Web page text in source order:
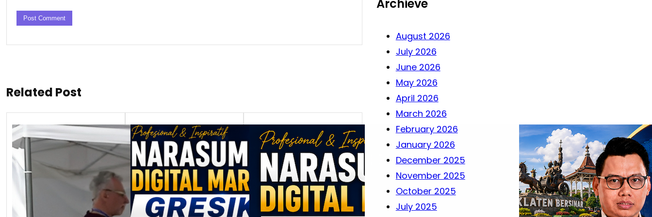
Related Post
Archieve
August 2026
July 2026
June 2026
May 2026
April 2026
March 2026
February 2026
January 2026
December 2025
November 2025
October 2025
July 2025